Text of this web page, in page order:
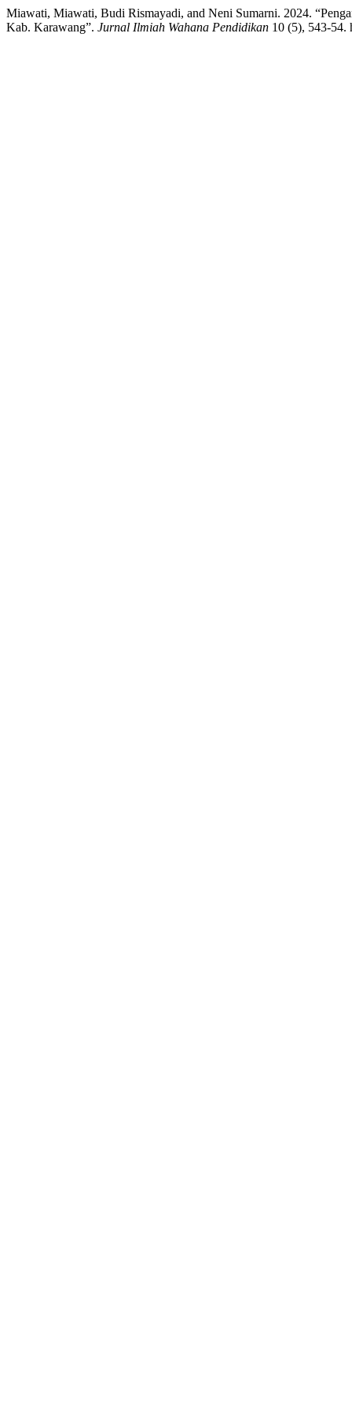
Miawati, Miawati, Budi Rismayadi, and Neni Sumarni. 2024.
Kab. Karawang”. Jurnal Ilmiah Wahana Pendidikan 10 (5), 543-54.